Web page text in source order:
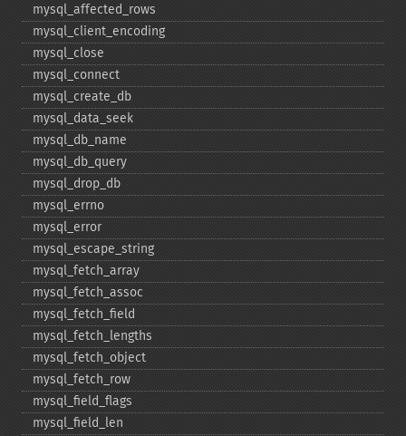
mysql_​affected_​rows
mysql_​client_​encoding
mysql_​close
mysql_​connect
mysql_​create_​db
mysql_​data_​seek
mysql_​db_​name
mysql_​db_​query
mysql_​drop_​db
mysql_​errno
mysql_​error
mysql_​escape_​string
mysql_​fetch_​array
mysql_​fetch_​assoc
mysql_​fetch_​field
mysql_​fetch_​lengths
mysql_​fetch_​object
mysql_​fetch_​row
mysql_​field_​flags
mysql_​field_​len